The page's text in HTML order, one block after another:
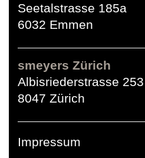
Seetalstrasse 185a
6032 Emmen
smeyers Zürich
Albisriederstrasse 253
8047 Zürich
Impressum